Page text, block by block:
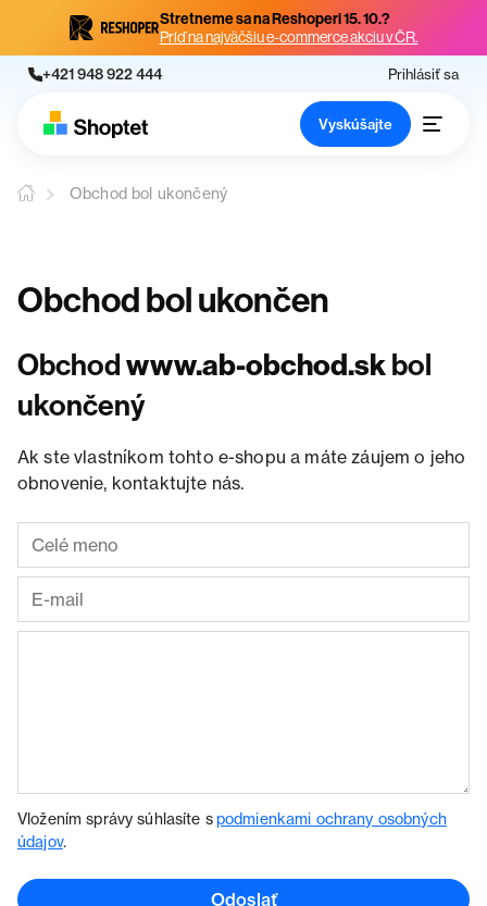
Stretneme sa na Reshoperi 15. 10.?
Príď na najväčšiu e-commerce akciu v ČR.
+421 948 922 444 Prihlásiť sa
Vyskúšajte
Obchod bol ukončený
Obchod bol ukončen
Obchodwww.ab-obchod.skbol
ukončený
Ak ste vlastníkom tohto e-shopu a máte záujem o jeho
obnovenie, kontaktujte nás.
Vložením správy súhlasíte spodmienkami ochrany osobných
údajov.
Odoslať